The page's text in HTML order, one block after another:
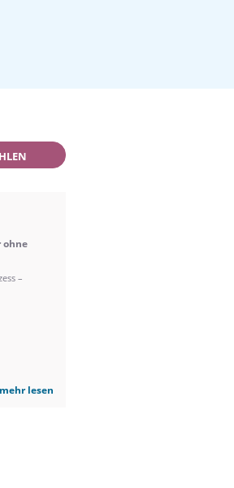
ohne
–
mehr lesen